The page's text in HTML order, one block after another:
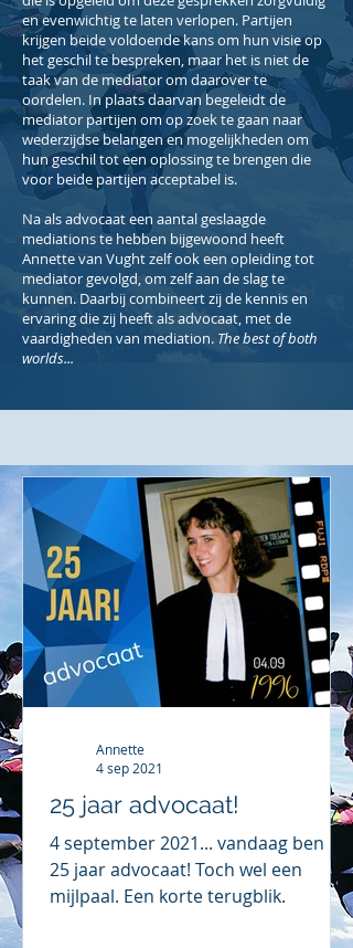
en evenwichtig te laten verlopen. Partijen
krijgen beide voldoende kans om hun visie op
het geschil te bespreken, maar het is niet de
taak van de mediator om daarover te
oordelen. In plaats daarvan begeleidt de
mediator partijen om op zoek te gaan naar
wederzijdse belangen en mogelijkheden om
hun geschil tot een oplossing te brengen die
voor beide partijen acceptabel is.
Na als advocaat een aantal geslaagde
mediations te hebben bijgewoond heeft
Annette van Vught zelf ook een opleiding tot
mediator gevolgd, om zelf aan de slag te
kunnen. Daarbij combineert zij de kennis en
ervaring die zij heeft als advocaat, met de
vaardigheden van mediation. The best of both
worlds...
25 jaar advocaat!
4 september 2021... vandaag ben ik
25 jaar advocaat! Toch wel een
mijlpaal. Een korte terugblik.
Annette
4 sep 2021